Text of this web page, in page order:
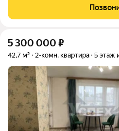
лоджия застеклена. В шаговой
43, школа № 23 -
5 300 000 ₽
42,7 м² 2-комн. квартира 5 этаж